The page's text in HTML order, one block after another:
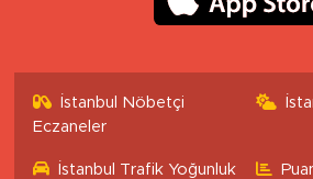
İstanbul Nöbetçi
Eczaneler
İstanbul Trafik Yoğunluk